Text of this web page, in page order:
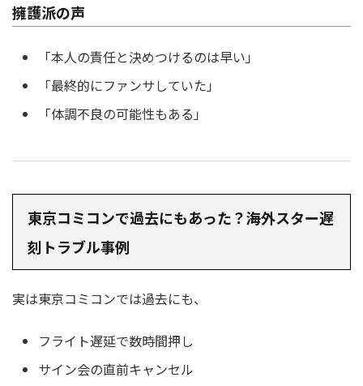
擁護派の声
「本人の責任と決めつけるのは早い」
「最終的にファンサしていた」
「体調不良の可能性もある」
東京コミコンで過去にもあった？海外スター遅
刻トラブル事例
実は東京コミコンでは過去にも、
フライト遅延で数時間押し
サイン会の直前キャンセル